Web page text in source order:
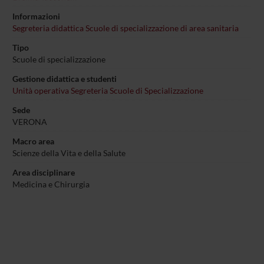
Informazioni
Segreteria didattica Scuole di specializzazione di area sanitaria
Tipo
Scuole di specializzazione
Gestione didattica e studenti
Unità operativa Segreteria Scuole di Specializzazione
Sede
VERONA
Macro area
Scienze della Vita e della Salute
Area disciplinare
Medicina e Chirurgia